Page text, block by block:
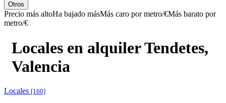
Otros
Precio más altoHa bajado másMás caro por metro/€Más barato por
metro/€
Locales en alquiler Tendetes,
Valencia
Locales [160]